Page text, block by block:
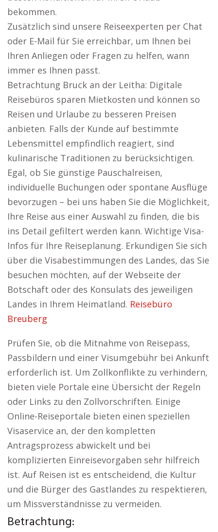
bekommen.
Zusätzlich sind unsere Reiseexperten per Chat
oder E-Mail für Sie erreichbar, um Ihnen bei
Ihren Anliegen oder Fragen zu helfen, wann
immer es Ihnen passt.
Betrachtung Bruck an der Leitha: Digitale
Reisebüros sparen Mietkosten und können so
Reisen und Urlaube zu besseren Preisen
anbieten. Falls der Kunde auf bestimmte
Lebensmittel empfindlich reagiert, sind
kulinarische Traditionen zu berücksichtigen.
Egal, ob Sie günstige Pauschalreisen,
individuelle Buchungen oder spontane Ausflüge
bevorzugen – bei uns haben Sie die Möglichkeit,
Ihre Reise aus einer Auswahl zu finden, die bis
ins Detail gefiltert werden kann. Wichtige Visa-
Infos für Ihre Reiseplanung. Erkundigen Sie sich
über die Visabestimmungen des Landes, das Sie
besuchen möchten, auf der Webseite der
Botschaft oder des Konsulats des jeweiligen
Landes in Ihrem Heimatland. Reisebüro
Breuberg
Prüfen Sie, ob die Mitnahme von Reisepass,
Passbildern und einer Visumgebühr bei Ankunft
erforderlich ist. Um Zollkonflikte zu verhindern,
bieten viele Portale eine Übersicht der Regeln
oder Links zu den Zollvorschriften. Einige
Online-Reiseportale bieten einen speziellen
Visaservice an, der den kompletten
Antragsprozess abwickelt und bei
komplizierten Einreisevorgaben sehr hilfreich
ist. Auf Reisen ist es entscheidend, die Kultur
und die Bürger des Gastlandes zu respektieren,
um Missverständnisse zu vermeiden.
Betrachtung: